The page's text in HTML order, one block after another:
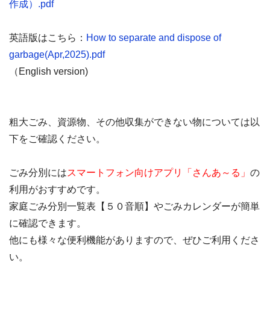
作成）.pdf
英語版はこちら： How to separate and dispose of
garbage(Apr,2025).pdf
（English version)
粗大ごみ、資源物、その他収集ができない物については以
下をご確認ください。
ごみ分別にはスマートフォン向けアプリ「さんあ～る」 の
利用がおすすめです。
家庭ごみ分別一覧表【５０音順】やごみカレンダーが簡単
に確認できます。
他にも様々な便利機能がありますので、ぜひご利用くださ
い。